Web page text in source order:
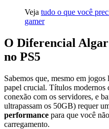
Veja tudo o que você
gamer
O Diferencial
no PS5
Sabemos que, mesmo em
papel crucial. Títulos
conexão com os servidores, e
ultrapassam os 50GB) requer
performance para que você
carregamento.